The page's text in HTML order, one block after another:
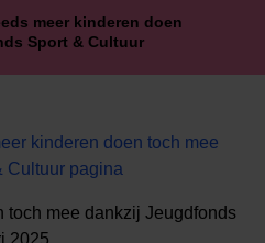
meer kinderen doen
Sport & Cultuur
kinderen doen toch mee
Cultuur pagina
toch mee dankzij Jeugdfonds
2025